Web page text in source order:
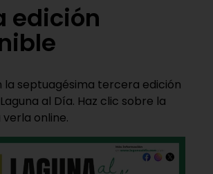
edición
la septuagésima tercera edición
al Día. Haz clic sobre la
online.